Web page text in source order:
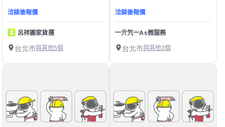
洽談後報價
呂祥搬家貨運
台北市與其他5個
洽談後報價
一亓氕一As微服務
台北市與其他3個